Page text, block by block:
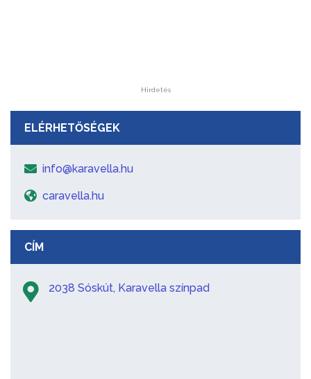
Hirdetés
ELÉRHETŐSÉGEK
info@karavella.hu
caravella.hu
CÍM
2038 Sóskút, Karavella színpad